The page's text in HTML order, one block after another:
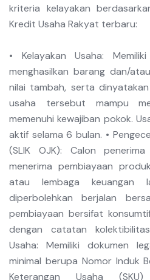
kriteria kelayakan
Kredit Usaha Rakyat terbaru:
• Kelayakan Usaha:
menghasilkan barang dan/
nilai tambah, serta
usaha tersebut mampu
memenuhi kewajiban pokok.
aktif selama 6 bulan. •
(SLIK OJK): Calon
menerima pembiayaan
atau lembaga keuangan
diperbolehkan berjalan
pembiayaan bersifat
dengan catatan
Usaha: Memiliki dokumen
minimal berupa Nomor Induk
Keterangan Usaha